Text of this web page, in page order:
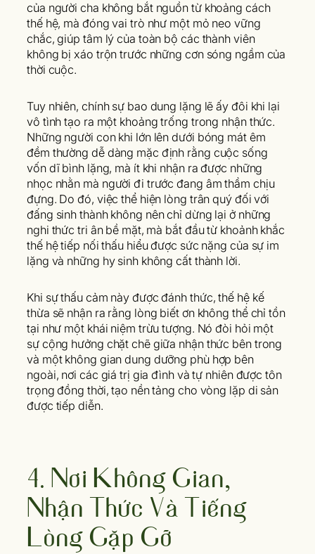
của người cha không bắt nguồn từ khoảng cách
thế hệ, mà đóng vai trò như một mỏ neo vững
chắc, giúp tâm lý của toàn bộ các thành viên
không bị xáo trộn trước những cơn sóng ngầm của
thời cuộc.
Tuy nhiên, chính sự bao dung lặng lẽ ấy đôi khi lại
vô tình tạo ra một khoảng trống trong nhận thức.
Những người con khi lớn lên dưới bóng mát êm
đềm thường dễ dàng mặc định rằng cuộc sống
vốn dĩ bình lặng, mà ít khi nhận ra được những
nhọc nhằn mà người đi trước đang âm thầm chịu
đựng. Do đó, việc thể hiện lòng trân quý đối với
đấng sinh thành không nên chỉ dừng lại ở những
nghi thức tri ân bề mặt, mà bắt đầu từ khoảnh khắc
thế hệ tiếp nối thấu hiểu được sức nặng của sự im
lặng và những hy sinh không cất thành lời.
Khi sự thấu cảm này được đánh thức, thế hệ kế
thừa sẽ nhận ra rằng lòng biết ơn không thể chỉ tồn
tại như một khái niệm trừu tượng. Nó đòi hỏi một
sự cộng hưởng chặt chẽ giữa nhận thức bên trong
và một không gian dung dưỡng phù hợp bên
ngoài, nơi các giá trị gia đình và tự nhiên được tôn
trọng đồng thời, tạo nền tảng cho vòng lặp di sản
được tiếp diễn.
4. Nơi Không Gian,
Nhận Thức Và Tiếng
Lòng Gặp Gỡ